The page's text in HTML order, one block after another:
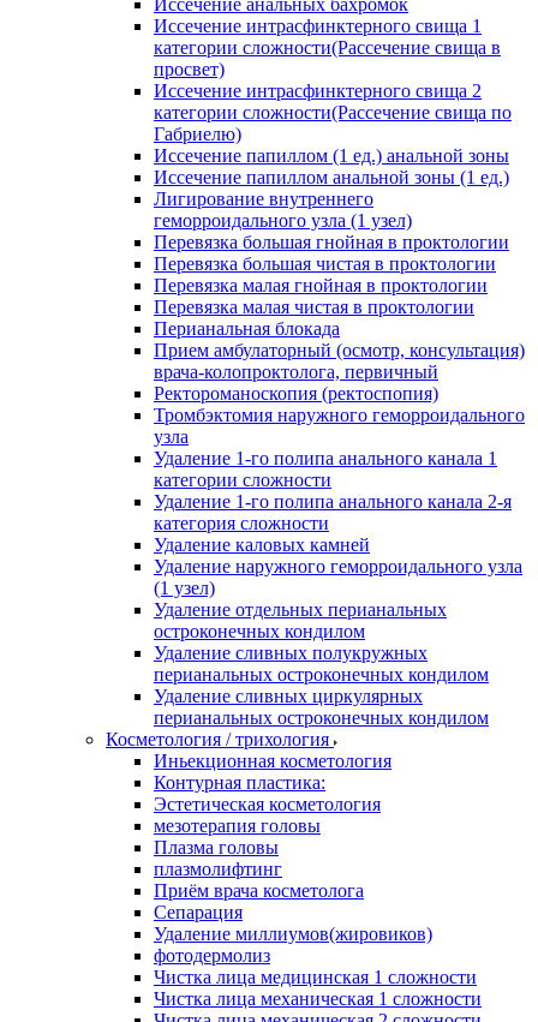
Иссечение анальных бахромок
Иссечение интрасфинктерного свища 1
категории сложности(Рассечение свища в
просвет)
Иссечение интрасфинктерного свища 2
категории сложности(Рассечение свища по
Габриелю)
Иссечение папиллом (1 ед.) анальной зоны
Иссечение папиллом анальной зоны (1 ед.)
Лигирование внутреннего
геморроидального узла (1 узел)
Перевязка большая гнойная в проктологии
Перевязка большая чистая в проктологии
Перевязка малая гнойная в проктологии
Перевязка малая чистая в проктологии
Перианальная блокада
Прием амбулаторный (осмотр, консультация)
врача-колопроктолога, первичный
Ректороманоскопия (ректоспопия)
Тромбэктомия наружного геморроидального
узла
Удаление 1-го полипа анального канала 1
категории сложности
Удаление 1-го полипа анального канала 2-я
категория сложности
Удаление каловых камней
Удаление наружного геморроидального узла
(1 узел)
Удаление отдельных перианальных
остроконечных кондилом
Удаление сливных полукружных
перианальных остроконечных кондилом
Удаление сливных циркулярных
перианальных остроконечных кондилом
Косметология / трихология
Иньекционная косметология
Контурная пластика:
Эстетическая косметология
мезотерапия головы
Плазма головы
плазмолифтинг
Приём врача косметолога
Сепарация
Удаление миллиумов(жировиков)
фотодермолиз
Чистка лица медицинская 1 сложности
Чистка лица механическая 1 сложности